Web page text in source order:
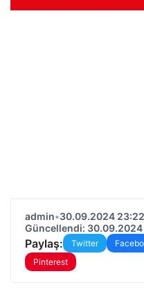
admin•30.09.2024 23:22
Güncellendi:
Paylaş: Twitter
Pinterest